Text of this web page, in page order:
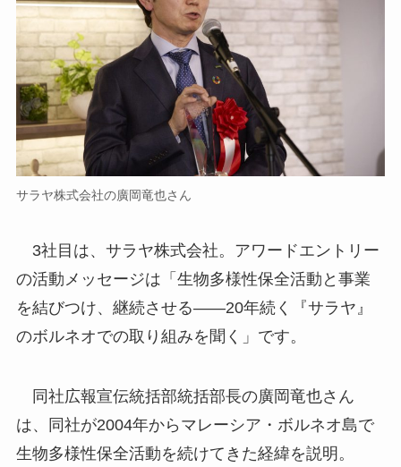
サラヤ株式会社の廣岡竜也さん
3社目は、サラヤ株式会社。アワードエントリー
の活動メッセージは「生物多様性保全活動と事業
を結びつけ、継続させる――20年続く『サラヤ』
のボルネオでの取り組みを聞く」です。
同社広報宣伝統括部統括部長の廣岡竜也さん
は、同社が2004年からマレーシア・ボルネオ島で
生物多様性保全活動を続けてきた経緯を説明。